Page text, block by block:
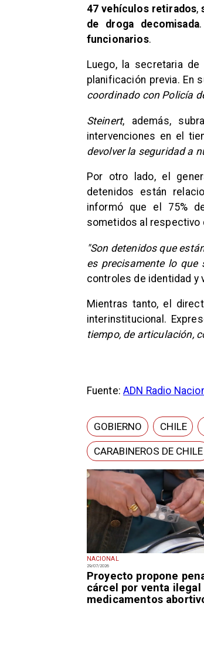
NACIONAL
29/07/2026
Proyecto propone
cárcel por venta ilegal
medicamentos
47 vehículos retirados,
de droga decomisada
funcionarios.
Luego, la secretaria
planificación previa. En
coordinado con Policía
Steinert, además,
intervenciones en el
devolver la seguridad a
Por otro lado, el
detenidos están
informó que el 75%
sometidos al respectivo
"Son detenidos que
es precisamente lo que
controles de identidad y
Mientras tanto, el
interinstitucional.
tiempo, de articulación,
Fuente:ADN Radio
GOBIERNO CHILE
CARABINEROS DE CHILE